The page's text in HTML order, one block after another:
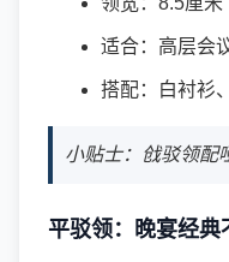
适合：高层会
搭配：白衬衫
小贴士：戗驳领配
平驳领：晚宴经典